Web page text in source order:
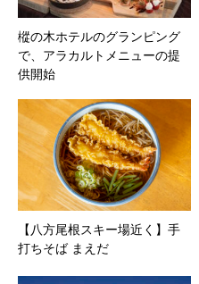
樅の木ホテルのグランピング
で、アラカルトメニューの提
供開始
【八方尾根スキー場近く】手
打ちそば まえだ